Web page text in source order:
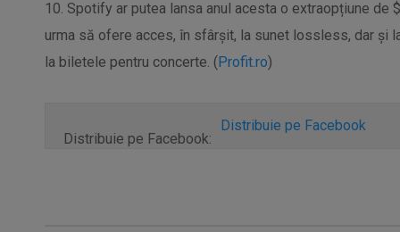
10. Spotify ar putea lansa anul acesta o extraopțiune de
urma să ofere acces, în sfârșit, la sunet lossless, dar și
la biletele pentru concerte. (Profit.ro)
Distribuie pe Facebook:
Distribuie pe Facebook